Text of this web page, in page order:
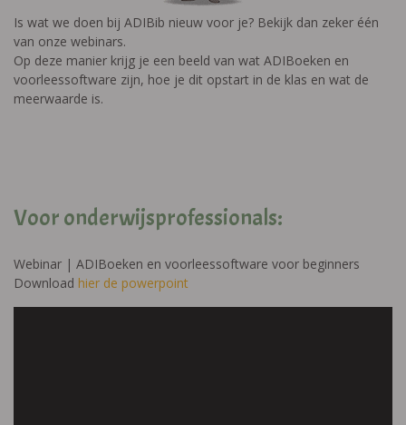
Is wat we doen bij ADIBib nieuw voor je? Bekijk dan zeker één
van onze webinars.
Op deze manier krijg je een beeld van wat ADIBoeken en
voorleessoftware zijn, hoe je dit opstart in de klas en wat de
meerwaarde is.
Voor onderwijsprofessionals:
Webinar | ADIBoeken en voorleessoftware voor beginners
Download hier de powerpoint